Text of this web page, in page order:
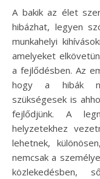
A bakik az élet szerves részét képezik, hiszen mindenki
hibázhat, legyen
munkahelyi
amelyeket
a fejlődésben. Az
hogy a hibák
szükségesek is
fejlődjünk. A
helyzetekhez
lehetnek,
nemcsak a
közlekedésben,